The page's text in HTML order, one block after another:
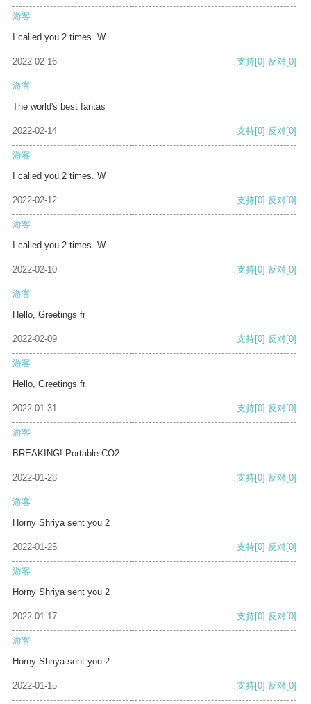
游客
I called you 2 times. W
2022-02-16 支持[0] 反对[0]
游客
The world's best fantas
2022-02-14 支持[0] 反对[0]
游客
I called you 2 times. W
2022-02-12 支持[0] 反对[0]
游客
I called you 2 times. W
2022-02-10 支持[0] 反对[0]
游客
Hello, Greetings fr
2022-02-09 支持[0] 反对[0]
游客
Hello, Greetings fr
2022-01-31 支持[0] 反对[0]
游客
BREAKING! Portable CO2
2022-01-28 支持[0] 反对[0]
游客
Horny Shriya sent you 2
2022-01-25 支持[0] 反对[0]
游客
Horny Shriya sent you 2
2022-01-17 支持[0] 反对[0]
游客
Horny Shriya sent you 2
2022-01-15 支持[0] 反对[0]